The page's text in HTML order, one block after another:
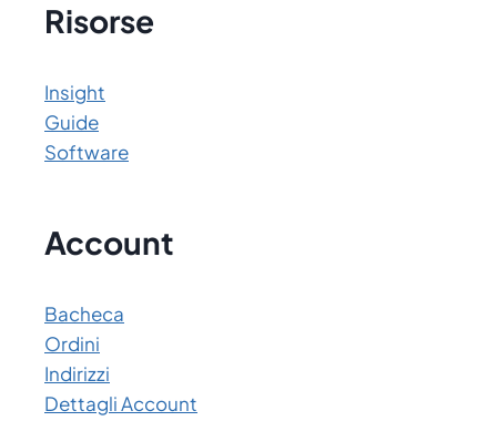
Risorse
Insight
Guide
Software
Account
Bacheca
Ordini
Indirizzi
Dettagli Account